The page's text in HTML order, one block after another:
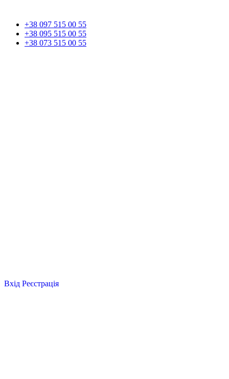
+38 097 515 00 55
+38 095 515 00 55
+38 073 515 00 55
Вхід Реєстрація